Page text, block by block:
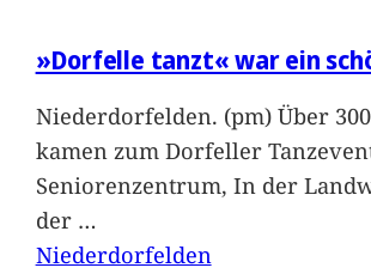
»Dorfelle tanzt« war ein
Niederdorfelden. (pm) Über
kamen zum Dorfeller
Seniorenzentrum, In der
der …
Niederdorfelden